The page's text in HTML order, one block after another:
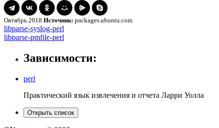
Октябрь 2018 Источник: packages.ubuntu.com
Навигация
по
записям
libparse-
syslog-
libparse-syslog-perl
libparse-
libparse-pmfile-perl
Зависимости:
perl
Практический язык извлечения и отчета Ларри Уолла
Открыть список